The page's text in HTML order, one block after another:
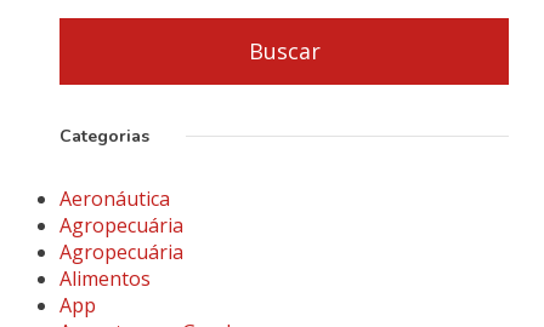
Categorias
Aeronáutica
Agropecuária
Agropecuária
Alimentos
App